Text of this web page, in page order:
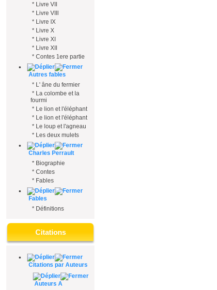
* Livre VII
* Livre VIII
* Livre IX
* Livre X
* Livre XI
* Livre XII
* Contes 1ere partie
Autres fables
* L' âne du fermier
* La colombe et la
fourmi
* Le lion et l'éléphant
* Le lion et l'éléphant
* Le loup et l'agneau
* Les deux mulets
Charles Perrault
* Biographie
* Contes
* Fables
Fables
* Définitions
Citations
Citations par Auteurs
Auteurs A